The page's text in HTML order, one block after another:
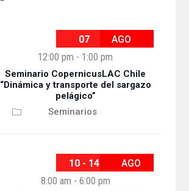
07
AGO
12:00 pm - 1:00 pm
Seminario CopernicusLAC Chile
“Dinámica y transporte del sargazo
pelágico”
Seminarios
10 - 14
AGO
8:00 am - 6:00 pm